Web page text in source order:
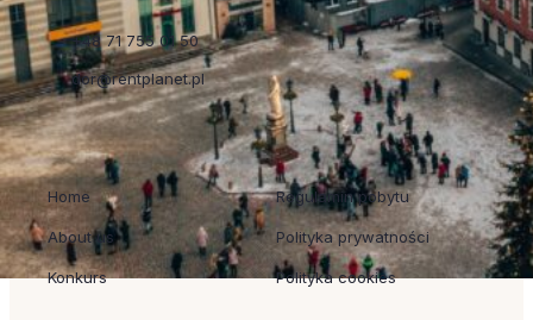
+48 71 755 01 50
dor@rentplanet.pl
Szybkie linki
Home
About us
Konkurs
Regulaminy
Regulamin pobytu
Polityka prywatności
Polityka cookies